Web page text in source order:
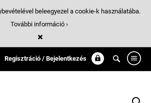
Regisztráció / Bejelentkezés
beleegyezel a cookie-k használatába.
További információ ›